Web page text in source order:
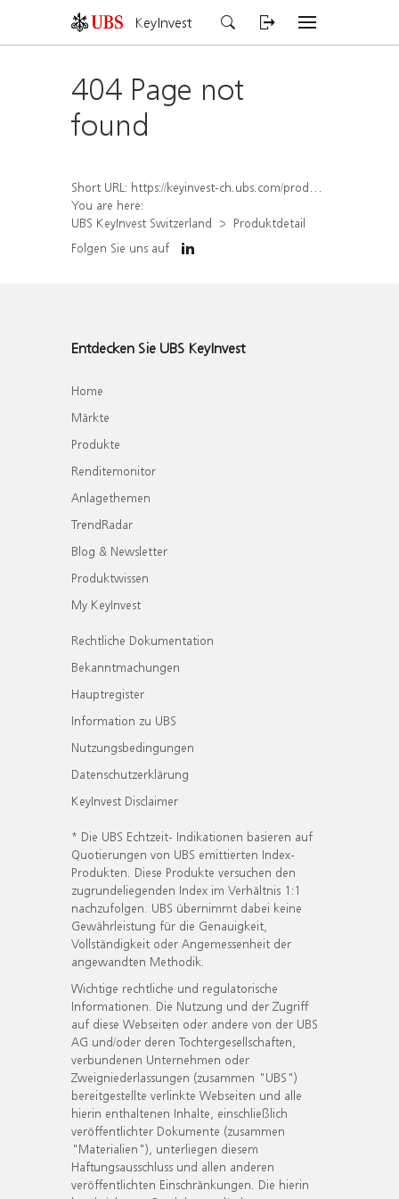
KeyInvest
404 Page not
found
Short URL: https://keyinvest-ch.ubs.com/produkt/detail/index/isin/CH1580904162
You are here:
UBS KeyInvest Switzerland
Produktdetail
Folgen Sie uns auf
Entdecken Sie UBS KeyInvest
Home
Märkte
Produkte
Renditemonitor
Anlagethemen
TrendRadar
Blog & Newsletter
Produktwissen
My KeyInvest
Rechtliche Dokumentation
Bekanntmachungen
Hauptregister
Information zu UBS
Nutzungsbedingungen
Datenschutzerklärung
KeyInvest Disclaimer
* Die UBS Echtzeit- Indikationen basieren auf
Quotierungen von UBS emittierten Index-
Produkten. Diese Produkte versuchen den
zugrundeliegenden Index im Verhältnis 1:1
nachzufolgen. UBS übernimmt dabei keine
Gewährleistung für die Genauigkeit,
Vollständigkeit oder Angemessenheit der
angewandten Methodik.
Wichtige rechtliche und regulatorische
Informationen. Die Nutzung und der Zugriff
auf diese Webseiten oder andere von der UBS
AG und/oder deren Tochtergesellschaften,
verbundenen Unternehmen oder
Zweigniederlassungen (zusammen "UBS")
bereitgestellte verlinkte Webseiten und alle
hierin enthaltenen Inhalte, einschließlich
veröffentlichter Dokumente (zusammen
"Materialien"), unterliegen diesem
Haftungsausschluss und allen anderen
veröffentlichten Einschränkungen. Die hierin